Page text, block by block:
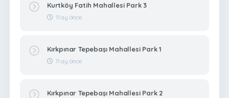
Kurtköy Fatih Mahallesi Park 3
11 ay önce
Kırkpınar Tepebaşı Mahallesi Park 1
11 ay önce
Kırkpınar Tepebaşı Mahallesi Park 2